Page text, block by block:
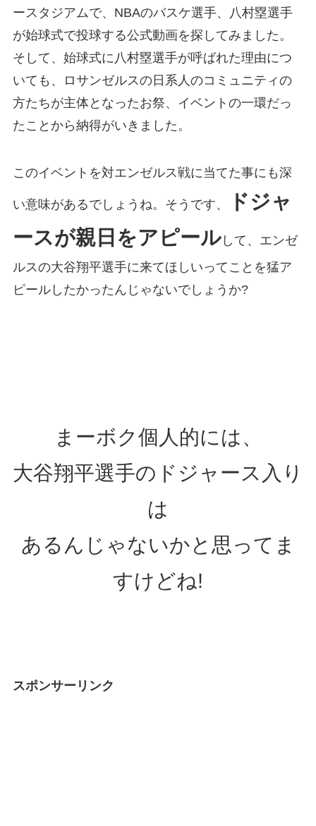
ースタジアムで、NBAのバスケ選手、八村塁選手
が始球式で投球する公式動画を探してみました。
そして、始球式に八村塁選手が呼ばれた理由につ
いても、ロサンゼルスの日系人のコミュニティの
方たちが主体となったお祭、イベントの一環だっ
たことから納得がいきました。
このイベントを対エンゼルス戦に当てた事にも深
い意味があるでしょうね。そうです、
ドジャ
ースが親日をアピールして、エンゼ
ルスの大谷翔平選手に来てほしいってことを猛ア
ピールしたかったんじゃないでしょうか?
まーボク個人的には、
大谷翔平選手のドジャース入り
は
あるんじゃないかと思ってま
すけどね!
スポンサーリンク